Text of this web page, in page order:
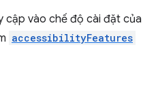
cập vào chế độ cài đặt của
accessibilityFeatures